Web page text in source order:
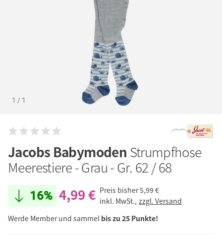
1 / 1
Jacobs Babymoden Strumpfhose
Meerestiere - Grau - Gr. 62 / 68
16% 4,99 € Preis bisher5,99 €
inkl. MwSt., zzgl. Versand
Werde Member und sammel bis zu 25 Punkte!